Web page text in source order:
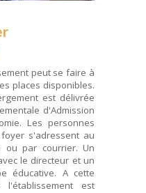
peut se faire à
places disponibles.
est délivrée
d'Admission
Les personnes
s'adressent au
ou par courrier. Un
le directeur et un
éducative. A cette
est